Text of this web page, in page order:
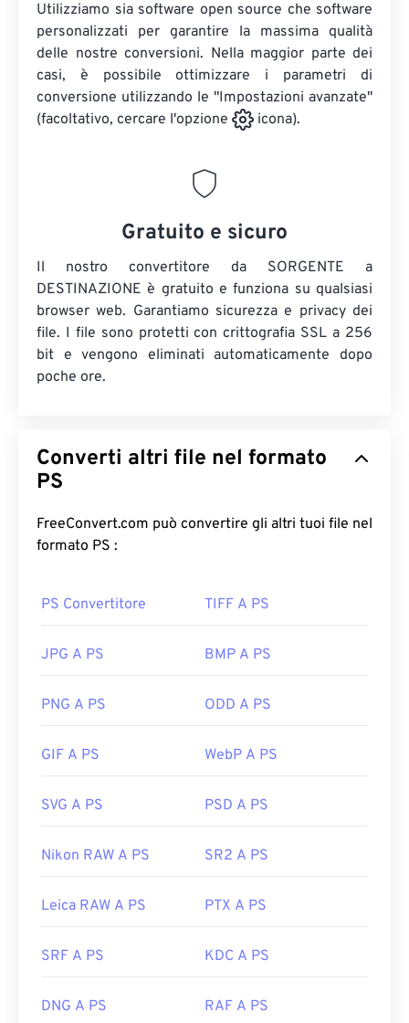
Utilizziamo sia software open source che software
personalizzati per garantire la massima qualità
delle nostre conversioni. Nella maggior parte dei
casi, è possibile ottimizzare i parametri di
conversione utilizzando le "Impostazioni avanzate"
(facoltativo, cercare l'opzione
icona).
Gratuito e sicuro
Il nostro convertitore da SORGENTE a
DESTINAZIONE è gratuito e funziona su qualsiasi
browser web. Garantiamo sicurezza e privacy dei
file. I file sono protetti con crittografia SSL a 256
bit e vengono eliminati automaticamente dopo
poche ore.
Converti altri file nel formato
PS
FreeConvert.com può convertire gli altri tuoi file nel
formato PS :
PS Convertitore TIFF A PS
JPG A PS BMP A PS
PNG A PS ODD A PS
GIF A PS WebP A PS
SVG A PS PSD A PS
Nikon RAW A PS SR2 A PS
Leica RAW A PS PTX A PS
SRF A PS KDC A PS
DNG A PS RAF A PS